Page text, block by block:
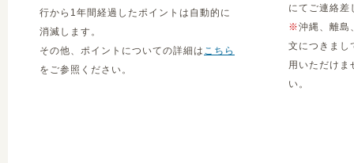
行から1年間経過したポイントは自動的に
消滅します。
その他、ポイントについての詳細は こちら
をご参照ください。
にてご連絡差
※沖縄、離島
文につきまし
用いただけま
い。